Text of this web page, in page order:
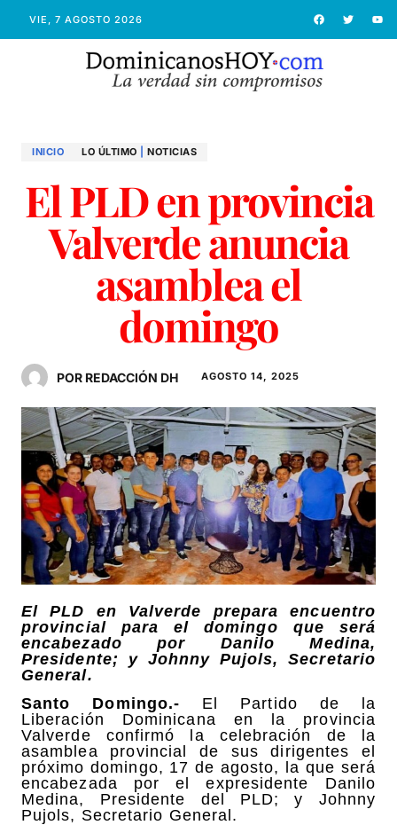
VIE, 7 AGOSTO 2026
INICIO LO ÚLTIMO NOTICIAS
El PLD en provincia
Valverde anuncia
asamblea el
domingo
POR REDACCIÓN DH AGOSTO 14, 2025
El PLD en Valverde prepara encuentro
provincial para el domingo que será
encabezado por Danilo Medina,
Presidente; y Johnny Pujols, Secretario
General.
Santo Domingo.- El Partido de la
Liberación Dominicana en la provincia
Valverde confirmó la celebración de la
asamblea provincial de sus dirigentes el
próximo domingo, 17 de agosto, la que será
encabezada por el expresidente Danilo
Medina, Presidente del PLD; y Johnny
Pujols, Secretario General.